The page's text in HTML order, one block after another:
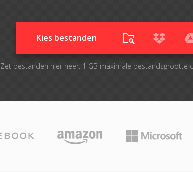
Kies bestanden
Zet bestanden hier neer. 1 GB maximale bestandsgrootte